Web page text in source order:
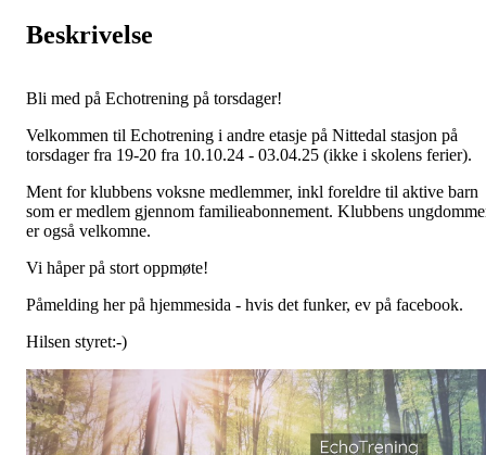
Beskrivelse
Bli med på Echotrening på torsdager!
Velkommen til Echotrening i andre etasje på Nittedal stasjon på
torsdager fra 19-20 fra 10.10.24 - 03.04.25 (ikke i skolens ferier).
Ment for klubbens voksne medlemmer, inkl foreldre til aktive barn
som er medlem gjennom familieabonnement. Klubbens
er også velkomne.
Vi håper på stort oppmøte!
Påmelding her på hjemmesida - hvis det funker, ev på facebook.
Hilsen styret:-)